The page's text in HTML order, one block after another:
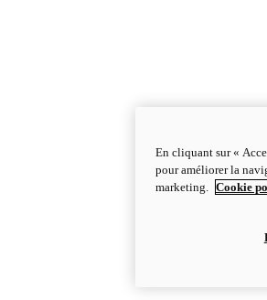
En cliquant sur «
pour améliorer la
marketing.
Cookie